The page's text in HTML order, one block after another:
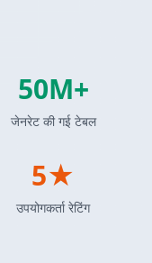
50M+
जेनरेट की गई टेबल
5★
उपयोगकर्ता रेटिंग